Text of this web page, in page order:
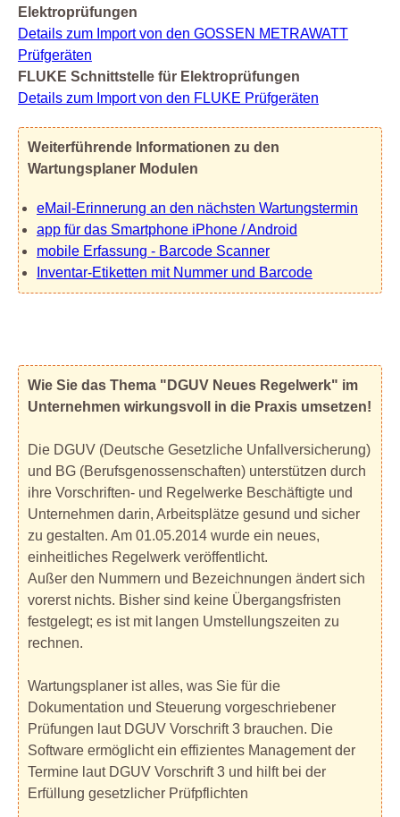
Elektroprüfungen
Details zum Import von den GOSSEN METRAWATT
Prüfgeräten
FLUKE Schnittstelle für Elektroprüfungen
Details zum Import von den FLUKE Prüfgeräten
Weiterführende Informationen zu den
Wartungsplaner Modulen
eMail-Erinnerung an den nächsten Wartungstermin
app für das Smartphone iPhone / Android
mobile Erfassung - Barcode Scanner
Inventar-Etiketten mit Nummer und Barcode
Wie Sie das Thema "DGUV Neues Regelwerk" im
Unternehmen wirkungsvoll in die Praxis umsetzen!
Die DGUV (Deutsche Gesetzliche Unfallversicherung)
und BG (Berufsgenossenschaften) unterstützen durch
ihre Vorschriften- und Regelwerke Beschäftigte und
Unternehmen darin, Arbeitsplätze gesund und sicher
zu gestalten. Am 01.05.2014 wurde ein neues,
einheitliches Regelwerk veröffentlicht.
Außer den Nummern und Bezeichnungen ändert sich
vorerst nichts. Bisher sind keine Übergangsfristen
festgelegt; es ist mit langen Umstellungszeiten zu
rechnen.
Wartungsplaner ist alles, was Sie für die
Dokumentation und Steuerung vorgeschriebener
Prüfungen laut DGUV Vorschrift 3 brauchen. Die
Software ermöglicht ein effizientes Management der
Termine laut DGUV Vorschrift 3 und hilft bei der
Erfüllung gesetzlicher Prüfpflichten